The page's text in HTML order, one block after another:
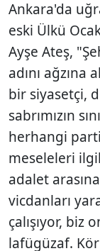
Ankara'da
eski Ülkü
Ayşe Ateş,
adını
bir siyasetçi,
sabrımızın
herhangi
meseleleri
adalet
vicdanları
çalışıyor, biz
lafügüzaf.